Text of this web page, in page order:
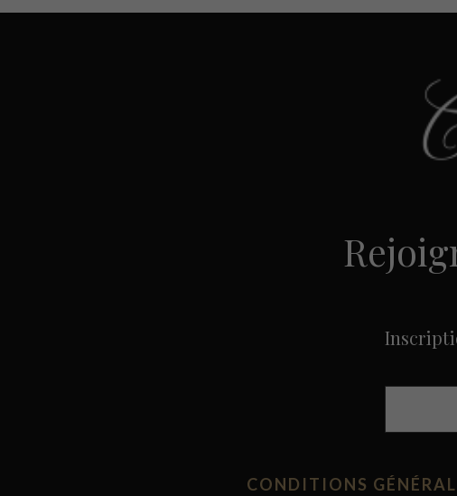
CONDITIONS